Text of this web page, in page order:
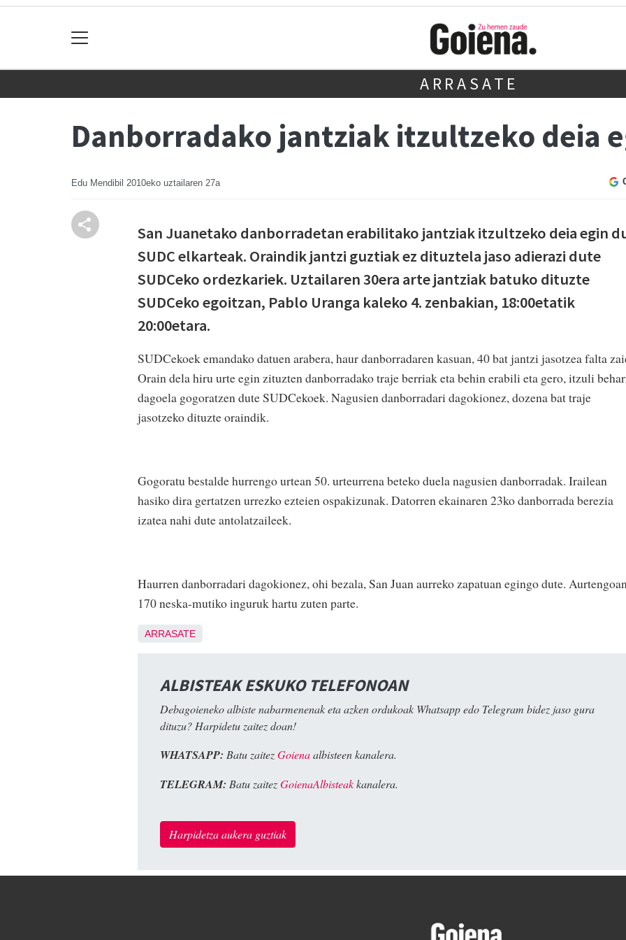
ARRASATE
Danborradako jantziak itzultzeko deia
Edu Mendibil 2010eko uztailaren 27a
San Juanetako danborradetan erabilitako jantziak itzultzeko deia egin
SUDC elkarteak. Oraindik jantzi guztiak ez dituztela jaso adierazi dute
SUDCeko ordezkariek. Uztailaren 30era arte jantziak batuko dituzte
SUDCeko egoitzan, Pablo Uranga kaleko 4. zenbakian, 18:00etatik
20:00etara.
SUDCekoek emandako datuen arabera, haur danborradaren kasuan, 40 bat jantzi jasotzea falta
Orain dela hiru urte egin zituzten danborradako traje berriak eta behin erabili eta gero, itzuli
dagoela gogoratzen dute SUDCekoek. Nagusien danborradari dagokionez, dozena bat traje
jasotzeko dituzte oraindik.
Gogoratu bestalde hurrengo urtean 50. urteurrena beteko duela nagusien danborradak. Irailean
hasiko dira gertatzen urrezko ezteien ospakizunak. Datorren ekainaren 23ko danborrada berezia
izatea nahi dute antolatzaileek.
Haurren danborradari dagokionez, ohi bezala, San Juan aurreko zapatuan egingo dute.
170 neska-mutiko inguruk hartu zuten parte.
ARRASATE
ALBISTEAK ESKUKO TELEFONOAN
Debagoieneko albiste nabarmenenak eta azken ordukoak Whatsapp edo Telegram bidez jaso gura
dituzu? Harpidetu zaitez doan!
WHATSAPP: Batu zaitezGoienaalbisteen kanalera.
TELEGRAM: Batu zaitezGoienaAlbisteakkanalera.
Harpidetza aukera guztiak